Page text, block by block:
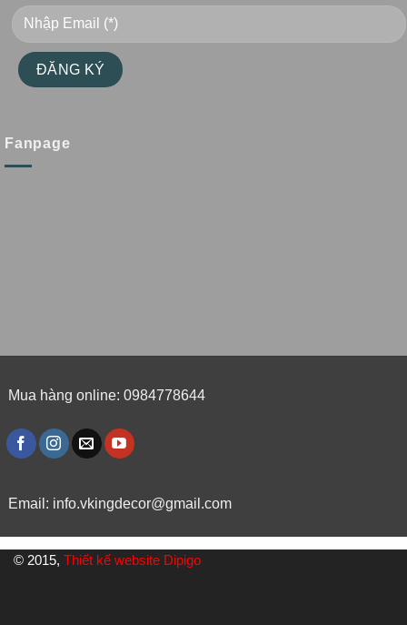
Fanpage
Mua hàng online: 0984778644
Email: info.vkingdecor@gmail.com
© 2015, Thiết kế website Dipigo